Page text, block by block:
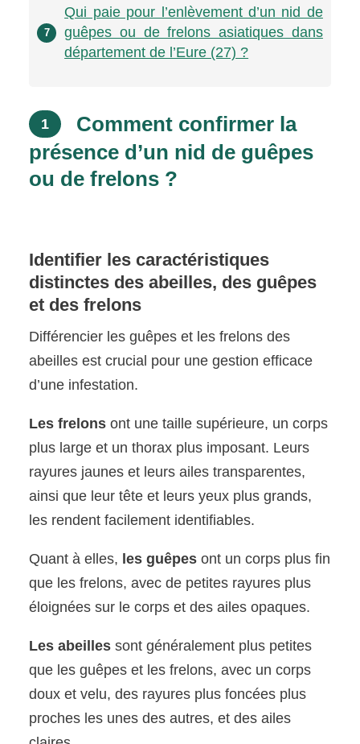
7
Qui paie pour l’enlèvement d’un nid de
guêpes ou de frelons asiatiques dans
département de l’Eure (27) ?
1
Comment confirmer la
présence d’un nid de guêpes
ou de frelons ?
Identifier les caractéristiques
distinctes des abeilles, des guêpes
et des frelons
Différencier les guêpes et les frelons des
abeilles est crucial pour une gestion efficace
d’une infestation.
Les frelons ont une taille supérieure, un corps
plus large et un thorax plus imposant. Leurs
rayures jaunes et leurs ailes transparentes,
ainsi que leur tête et leurs yeux plus grands,
les rendent facilement identifiables.
Quant à elles, les guêpes ont un corps plus fin
que les frelons, avec de petites rayures plus
éloignées sur le corps et des ailes opaques.
Les abeilles sont généralement plus petites
que les guêpes et les frelons, avec un corps
doux et velu, des rayures plus foncées plus
proches les unes des autres, et des ailes